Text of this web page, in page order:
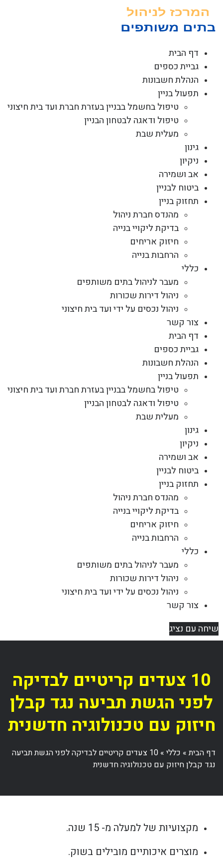
דף הבית
גביית כספים
הנהלת חשבונות
תפעול בניין
טיפול בחשמל בבניין בעזרת חברת ועד בית חיצוני
טיפול ודאגה לבטחון הבניין
מעלית שבת
גינון
ניקיון
אב ושמירה
ביטוח לבניין
תחזוק בניין
מהנדס חברת ניהול
בדיקת ליקויי בנייה
חיזוק אריחים
הרחבות בנייה
כללי
מעבר לניהול בתים משותפים
ניהול דירות שכורות
ניהול נכסים על ידי ועד בית חיצוני
צור קשר
דף הבית
גביית כספים
הנהלת חשבונות
תפעול בניין
טיפול בחשמל בבניין בעזרת חברת ועד בית חיצוני
טיפול ודאגה לבטחון הבניין
מעלית שבת
גינון
ניקיון
אב ושמירה
ביטוח לבניין
תחזוק בניין
מהנדס חברת ניהול
בדיקת ליקויי בנייה
חיזוק אריחים
הרחבות בנייה
כללי
מעבר לניהול בתים משותפים
ניהול דירות שכורות
ניהול נכסים על ידי ועד בית חיצוני
צור קשר
שיחה עם נציג
10 צעדים קריטיים לבדיקה
לפני הגשת תביעה נגד קבלן
חיזוק עם טכנולוגיה חדשנית
דף הבית» כללי»
10 צעדים קריטיים לבדיקה לפני הגשת תביעה
נגד קבלן חיזוק עם טכנולוגיה חדשנית
מקצועיות של למעלה מ- 15 שנה.
מוצרים איכותיים מובילים בשוק.